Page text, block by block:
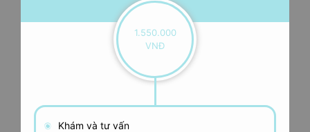
1.550.000
VNĐ
Khám và tư vấn